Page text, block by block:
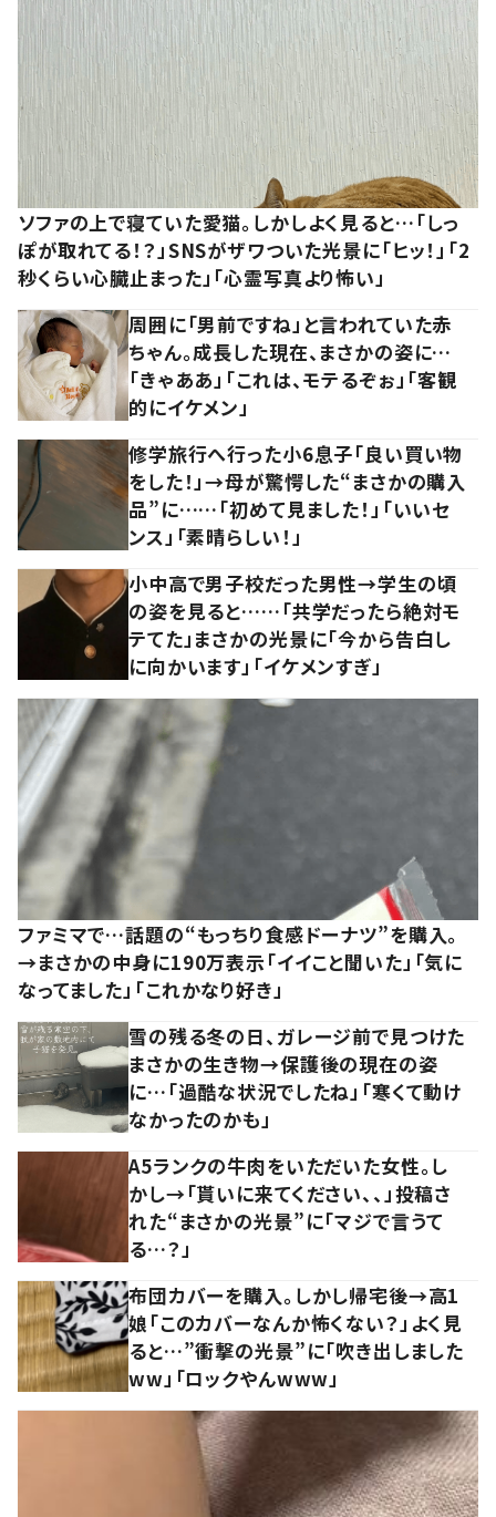
ソファの上で寝ていた愛猫。しかしよく見ると…「しっ
ぽが取れてる！？」SNSがザワついた光景に「ヒッ！」「2
秒くらい心臓止まった」「心霊写真より怖い」
周囲に「男前ですね」と言われていた赤
ちゃん。成長した現在、まさかの姿に…
「きゃああ」「これは、モテるぞぉ」「客観
的にイケメン」
修学旅行へ行った小6息子「良い買い物
をした！」→母が驚愕した“まさかの購入
品”に……「初めて見ました！」「いいセ
ンス」「素晴らしい！」
小中高で男子校だった男性→学生の頃
の姿を見ると……「共学だったら絶対モ
テてた」まさかの光景に「今から告白し
に向かいます」「イケメンすぎ」
ファミマで…話題の“もっちり食感ドーナツ”を購入。
→まさかの中身に190万表示「イイこと聞いた」「気に
なってました」「これかなり好き」
雪の残る冬の日、ガレージ前で見つけた
まさかの生き物→保護後の現在の姿
に…「過酷な状況でしたね」「寒くて動け
なかったのかも」
A5ランクの牛肉をいただいた女性。し
かし→「貰いに来てください、、」投稿さ
れた“まさかの光景”に「マジで言うて
る…？」
布団カバーを購入。しかし帰宅後→高1
娘「このカバーなんか怖くない？」よく見
ると…”衝撃の光景”に「吹き出しました
ww」「ロックやんwww」